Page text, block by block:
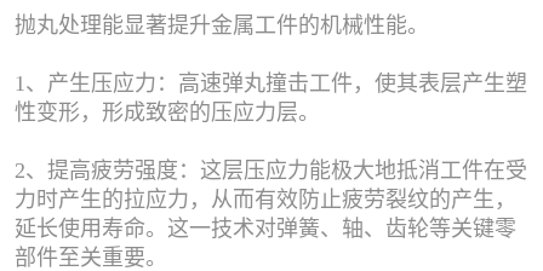
抛丸处理能显著提升金属工件的机械性能。
1、产生压应力：高速弹丸撞击工件，使其表层产生塑
性变形，形成致密的压应力层。
2、提高疲劳强度：这层压应力能极大地抵消工件在受
力时产生的拉应力，从而有效防止疲劳裂纹的产生，
延长使用寿命。这一技术对弹簧、轴、齿轮等关键零
部件至关重要。